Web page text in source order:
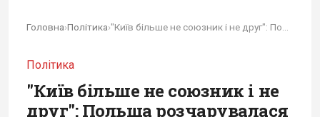
Головна›Політика›
Політика
"Київ більше не союзник і не
друг": Польща розчарувалася